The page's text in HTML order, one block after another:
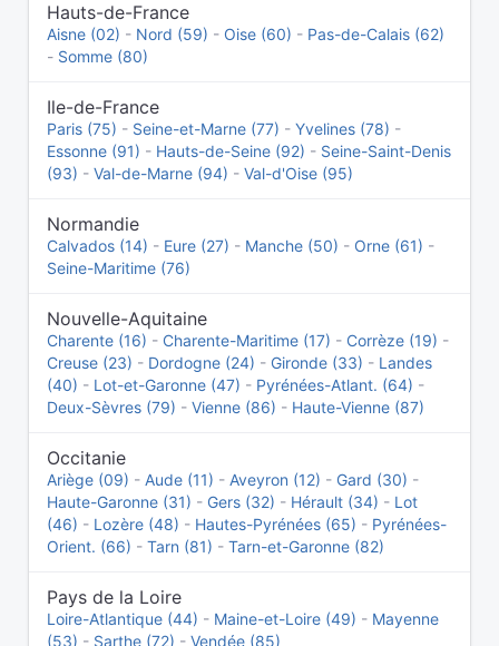
Hauts-de-France
Aisne (02) - Nord (59) - Oise (60) - Pas-de-Calais (62)
- Somme (80)
Ile-de-France
Paris (75) - Seine-et-Marne (77) - Yvelines (78) -
Essonne (91) - Hauts-de-Seine (92) - Seine-Saint-Denis
(93) - Val-de-Marne (94) - Val-d'Oise (95)
Normandie
Calvados (14) - Eure (27) - Manche (50) - Orne (61) -
Seine-Maritime (76)
Nouvelle-Aquitaine
Charente (16) - Charente-Maritime (17) - Corrèze (19) -
Creuse (23) - Dordogne (24) - Gironde (33) - Landes
(40) - Lot-et-Garonne (47) - Pyrénées-Atlant. (64) -
Deux-Sèvres (79) - Vienne (86) - Haute-Vienne (87)
Occitanie
Ariège (09) - Aude (11) - Aveyron (12) - Gard (30) -
Haute-Garonne (31) - Gers (32) - Hérault (34) - Lot
(46) - Lozère (48) - Hautes-Pyrénées (65) - Pyrénées-
Orient. (66) - Tarn (81) - Tarn-et-Garonne (82)
Pays de la Loire
Loire-Atlantique (44) - Maine-et-Loire (49) - Mayenne
(53) - Sarthe (72) - Vendée (85)